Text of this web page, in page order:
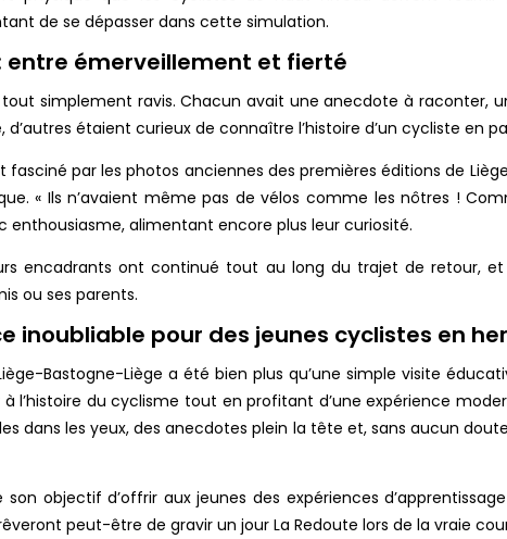
de se dépasser dans cette simulation.
entre émerveillement et fierté
simplement ravis. Chacun avait une anecdote à raconter,
étaient curieux de connaître l’histoire d’un cycliste en
par les photos anciennes des premières éditions de
« Ils n’avaient même pas de vélos comme les nôtres !
enthousiasme, alimentant encore plus leur curiosité.
encadrants ont continué tout au long du trajet de retour,
ou ses parents.
inoubliable pour des jeunes cyclistes en
Bastogne-Liège a été bien plus qu’une simple visite
l’histoire du cyclisme tout en profitant d’une expérience
dans les yeux, des anecdotes plein la tête et, sans aucun
objectif d’offrir aux jeunes des expériences
peut-être de gravir un jour La Redoute lors de la vraie